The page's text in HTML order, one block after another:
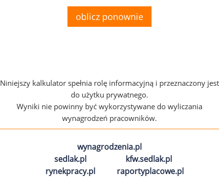
oblicz ponownie
Niniejszy kalkulator spełnia rolę informacyjną i przeznaczony jest
do użytku prywatnego.
Wyniki nie powinny być wykorzystywane do wyliczania
wynagrodzeń pracowników.
wynagrodzenia.pl
sedlak.pl
kfw.sedlak.pl
rynekpracy.pl
raportyplacowe.pl